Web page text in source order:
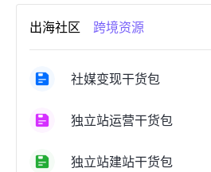
跨境电商市场跨境电商创业跨
跨境电商开店跨境电商营销
跨境电商商品个人跨境电商跨
郑州跨境电商跨境电商趋势
跨境电商费用美国跨境电商
天津跨境电商东南亚跨境电商
出海社区 跨境资源
社媒变现干货包
独立站运营干货包
独立站建站干货包